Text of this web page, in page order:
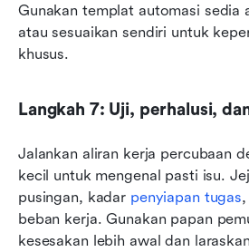
Gunakan templat automasi sedia
atau sesuaikan sendiri untuk
khusus.
Langkah 7: Uji, perhalusi,
Jalankan aliran kerja percubaan
kecil untuk mengenal pasti isu.
pusingan, kadar penyiapan tugas
beban kerja. Gunakan papan
kesesakan lebih awal dan